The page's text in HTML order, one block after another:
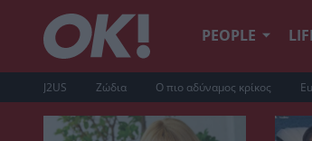
PEOPLE
J2US Ζώδια Ο πιο αδύναμος κρίκος